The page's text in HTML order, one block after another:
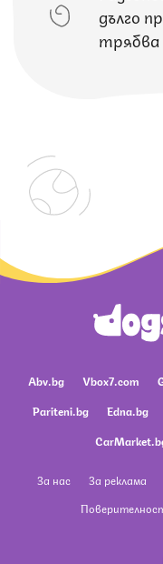
дълго
трябва
Abv.bg Vbox7.com
Pariteni.bg
Edna.bg
За нас За реклама